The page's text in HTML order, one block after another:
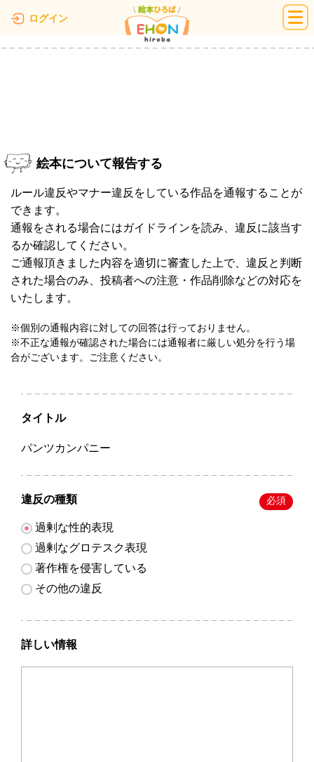
ログイン 絵本ひろば
絵本について報告する
ルール違反やマナー違反をしている作品を通報することが
できます。
通報をされる場合にはガイドラインを読み、違反に該当す
るか確認してください。
ご通報頂きました内容を適切に審査した上で、違反と判断
された場合のみ、投稿者への注意・作品削除などの対応を
いたします。
※個別の通報内容に対しての回答は行っておりません。
※不正な通報が確認された場合には通報者に厳しい処分を行う場
合がございます。ご注意ください。
タイトル
パンツカンパニー
違反の種類 必須
過剰な性的表現
過剰なグロテスク表現
著作権を侵害している
その他の違反
詳しい情報